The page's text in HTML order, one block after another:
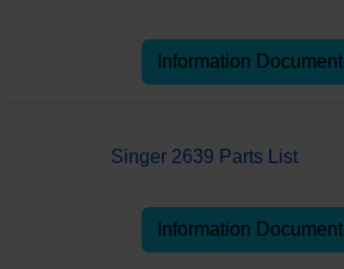
Information Document
Singer 2639 Parts List
Information Document